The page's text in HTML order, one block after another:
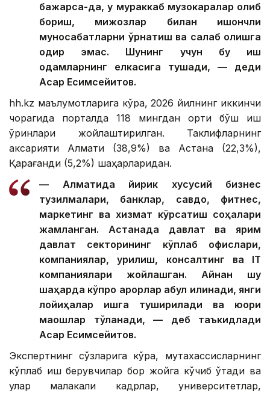
бажарса-да, у мураккаб музокаралар олиб
бориш, мижозлар билан ишончли
муносабатларни ўрнатиш ва сақлаб қолишга
қодир эмас. Шунинг учун бу иш
одамларнинг елкасига тушади, — деди
Асқар Есимсейитов.
hh.kz маълумотларига кўра, 2026 йилнинг иккинчи
чорагида порталда 118 мингдан ортиқ бўш иш
ўринлари жойлаштирилган. Таклифларнинг
аксарияти Алмати (38,9%) ва Астана (22,3%),
Қарағанди (5,2%) шаҳарларидан.
— Алматида йирик хусусий бизнес
тузилмалари, банклар, савдо, фитнес,
маркетинг ва хизмат кўрсатиш соҳалари
жамланган. Астанада давлат ва ярим
давлат секторининг кўплаб офислари,
компаниялар, қурилиш, консалтинг ва IТ
компаниялари жойлашган. Айнан шу
шаҳарда кўпроқ қарорлар қабул қилинади, янги
лойиҳалар ишга туширилади ва юқори
маошлар тўланади, — деб таъкидлади
Асқар Есимсейитов.
Экспертнинг сўзларига кўра, мутахассисларнинг
кўплаб иш берувчилар бор жойга кўчиб ўтади ва
улар малакали кадрлар, университетлар,